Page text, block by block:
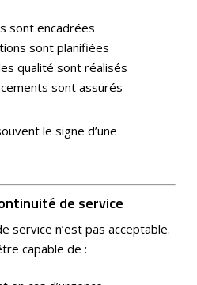
sont encadrées
sont planifiées
qualité sont réalisés
sont assurés
le signe d’une
de service
service n’est pas acceptable.
capable de :